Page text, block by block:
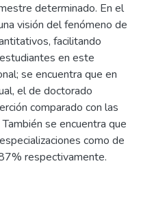
determinado. En el
visión del fenómeno de
facilitando
en este
se encuentra que en
el de doctorado
comparado con las
se encuentra que
como de
respectivamente.